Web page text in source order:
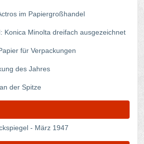
im Papiergroßhandel
Konica Minolta dreifach ausgezeichnet
für Verpackungen
des Jahres
der Spitze
- März 1947